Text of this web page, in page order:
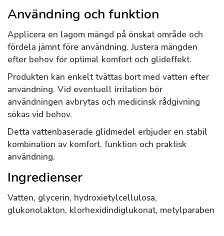
Användning och funktion
Applicera en lagom mängd på önskat område och
fördela jämnt före användning. Justera mängden
efter behov för optimal komfort och glideffekt.
Produkten kan enkelt tvättas bort med vatten efter
användning. Vid eventuell irritation bör
användningen avbrytas och medicinsk rådgivning
sökas vid behov.
Detta vattenbaserade glidmedel erbjuder en stabil
kombination av komfort, funktion och praktisk
användning.
Ingredienser
Vatten, glycerin, hydroxietylcellulosa,
glukonolakton, klorhexidindiglukonat, metylparaben